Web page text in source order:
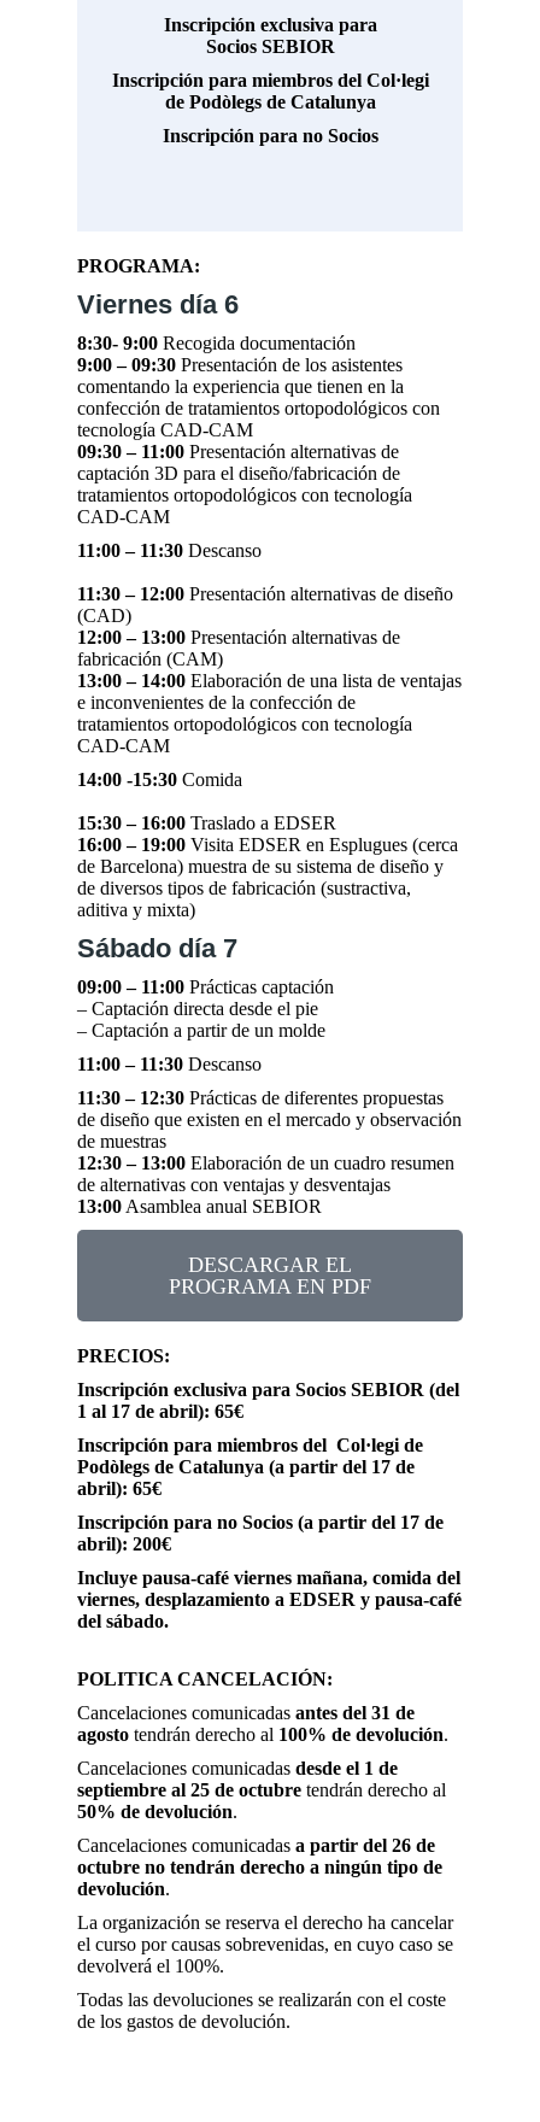
PLAZAS ABIERTAS
Inscripción exclusiva para
Socios SEBIOR
Inscripción para miembros del Col·legi
de Podòlegs de Catalunya
Inscripción para no Socios
PROGRAMA:
Viernes día 6
8:30- 9:00 Recogida documentación
9:00 – 09:30 Presentación de los asistentes
comentando la experiencia que tienen en la
confección de tratamientos ortopodológicos con
tecnología CAD-CAM
09:30 – 11:00 Presentación alternativas de
captación 3D para el diseño/fabricación de
tratamientos ortopodológicos con tecnología
CAD-CAM
11:00 – 11:30 Descanso
11:30 – 12:00 Presentación alternativas de diseño
(CAD)
12:00 – 13:00 Presentación alternativas de
fabricación (CAM)
13:00 – 14:00 Elaboración de una lista de ventajas
e inconvenientes de la confección de
tratamientos ortopodológicos con tecnología
CAD-CAM
14:00 -15:30 Comida
15:30 – 16:00 Traslado a EDSER
16:00 – 19:00 Visita EDSER en Esplugues (cerca
de Barcelona) muestra de su sistema de diseño y
de diversos tipos de fabricación (sustractiva,
aditiva y mixta)
Sábado día 7
09:00 – 11:00 Prácticas captación
– Captación directa desde el pie
– Captación a partir de un molde
11:00 – 11:30 Descanso
11:30 – 12:30 Prácticas de diferentes propuestas
de diseño que existen en el mercado y observación
de muestras
12:30 – 13:00 Elaboración de un cuadro resumen
de alternativas con ventajas y desventajas
13:00 Asamblea anual SEBIOR
DESCARGAR EL
PROGRAMA EN PDF
PRECIOS:
Inscripción exclusiva para Socios SEBIOR (del
1 al 17 de abril): 65€
Inscripción para miembros del Col·legi de
Podòlegs de Catalunya (a partir del 17 de
abril): 65€
Inscripción para no Socios (a partir del 17 de
abril): 200€
Incluye pausa-café viernes mañana, comida del
viernes, desplazamiento a EDSER y pausa-café
del sábado.
POLITICA CANCELACIÓN:
Cancelaciones comunicadas antes del 31 de
agosto tendrán derecho al 100% de devolución.
Cancelaciones comunicadas desde el 1 de
septiembre al 25 de octubre tendrán derecho al
50% de devolución.
Cancelaciones comunicadas a partir del 26 de
octubre no tendrán derecho a ningún tipo de
devolución.
La organización se reserva el derecho ha cancelar
el curso por causas sobrevenidas, en cuyo caso se
devolverá el 100%.
Todas las devoluciones se realizarán con el coste
de los gastos de devolución.